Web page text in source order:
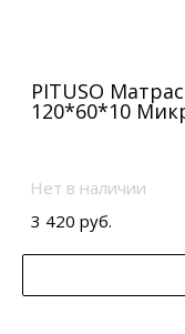
PITUSO
120*60*10
Нет в наличии
3 420 руб.